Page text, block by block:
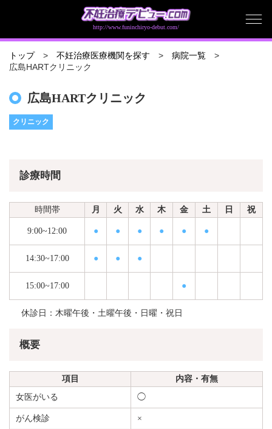
http://www.funinchiryo-debut.com/
トップ 不妊治療医療機関を探す 病院一覧
広島HARTクリニック
広島HARTクリニック
クリニック
診療時間
時間帯 月 火 水 木 金 土 日 祝
9:00~12:00 ● ● ● ● ● ●
14:30~17:00 ● ● ●
15:00~17:00 ●
休診日：木曜午後・土曜午後・日曜・祝日
概要
項目
内容・有無
女医がいる
◯
がん検診 ×